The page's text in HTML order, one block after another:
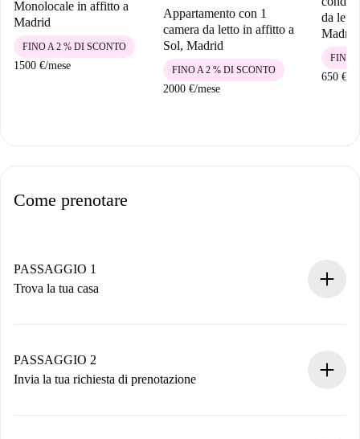
Monolocale in affitto a
Madrid
1500 €/mese
FINO A 2 % DI SCONTO
Appartamento con 1
camera da letto in affitto a
Sol, Madrid
2000 €/mese
FINO A 2 % DI SCONTO
da
Madrid
650 €
FINO
Come prenotare
PASSAGGIO 1
Trova la tua casa
Hai tutte le informazioni necessarie in anticipo.
PASSAGGIO 2
Invia la tua richiesta di prenotazione